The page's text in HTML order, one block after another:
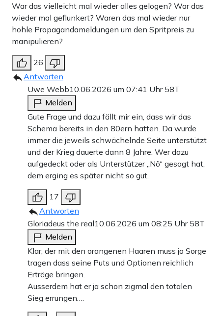
War das vielleicht mal wieder alles gelogen? War das
wieder mal geflunkert? Waren das mal wieder nur
hohle Propagandameldungen um den Spritpreis zu
manipulieren?
26
Antworten
Uwe Webb10.06.2026 um 07:41 Uhr 58T
Melden
Gute Frage und dazu fällt mir ein, dass wir das
Schema bereits in den 80ern hatten. Da wurde
immer die jeweils schwächelnde Seite unterstützt
und der Krieg dauerte dann 8 Jahre. Wer dazu
aufgedeckt oder als Unterstützer „Nö“ gesagt hat,
dem erging es später nicht so gut.
17
Antworten
Gloriadeus the real10.06.2026 um 08:25 Uhr 58T
Melden
Klar, der mit den orangenen Haaren muss ja Sorge
tragen dass seine Puts und Optionen reichlich
Erträge bringen.
Ausserdem hat er ja schon zigmal den totalen
Sieg errungen….